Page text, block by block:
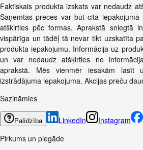
Faktiskais produkta izskats var nedaudz
Saņemtās preces var būt citā
atškirties pēc formas. Aprakstā sniegtā
vispārīga un tādēļ tā nevar tikt uzskatīta
produkta iepakojumu. Informācija uz
un var nedaudz atšķirties no
aprakstā. Mēs vienmēr iesakām lasīt
izstrādājuma iepakojuma. Akcijas preču
Sazināmies
Palīdzība LinkedIn Instagram
Pirkums un piegāde